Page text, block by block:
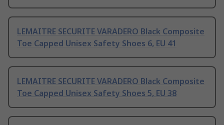
LEMAITRE SECURITE VARADERO Black Composite
Toe Capped Unisex Safety Shoes 6, EU 41
LEMAITRE SECURITE VARADERO Black Composite
Toe Capped Unisex Safety Shoes 5, EU 38